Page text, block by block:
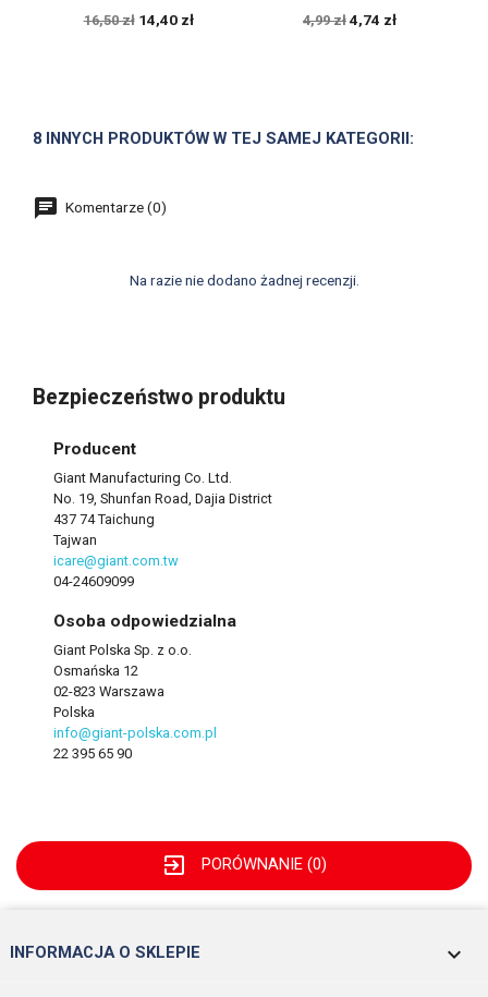
16,50 zł 14,40 zł 4,99 zł 4,74 zł
8 INNYCH PRODUKTÓW W TEJ SAMEJ KATEGORII:
Komentarze (0)
Na razie nie dodano żadnej recenzji.
Bezpieczeństwo produktu
Producent
Giant Manufacturing Co. Ltd.
No. 19, Shunfan Road, Dajia District
437 74 Taichung
Tajwan
icare@giant.com.tw
04-24609099
Osoba odpowiedzialna
Giant Polska Sp. z o.o.
Osmańska 12
02-823 Warszawa
Polska
info@giant-polska.com.pl
22 395 65 90
exit_to_app PORÓWNANIE (0)
INFORMACJA O SKLEPIE keyboard_arrow_down